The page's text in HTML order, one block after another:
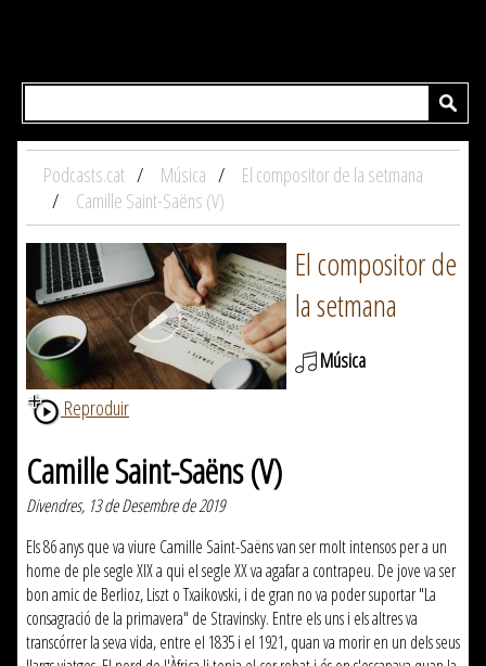
Podcasts.cat Música
El compositor de la setmana
Camille Saint-Saëns (V)
El compositor de
la setmana
Música
Reproduir
Camille Saint-Saëns (V)
Divendres, 13 de Desembre de 2019
Els 86 anys que va viure Camille Saint-Saëns van ser molt intensos per a un
home de ple segle XIX a qui el segle XX va agafar a contrapeu. De jove va ser
bon amic de Berlioz, Liszt o Txaikovski, i de gran no va poder suportar "La
consagració de la primavera" de Stravinsky. Entre els uns i els altres va
transcórrer la seva vida, entre el 1835 i el 1921, quan va morir en un dels seus